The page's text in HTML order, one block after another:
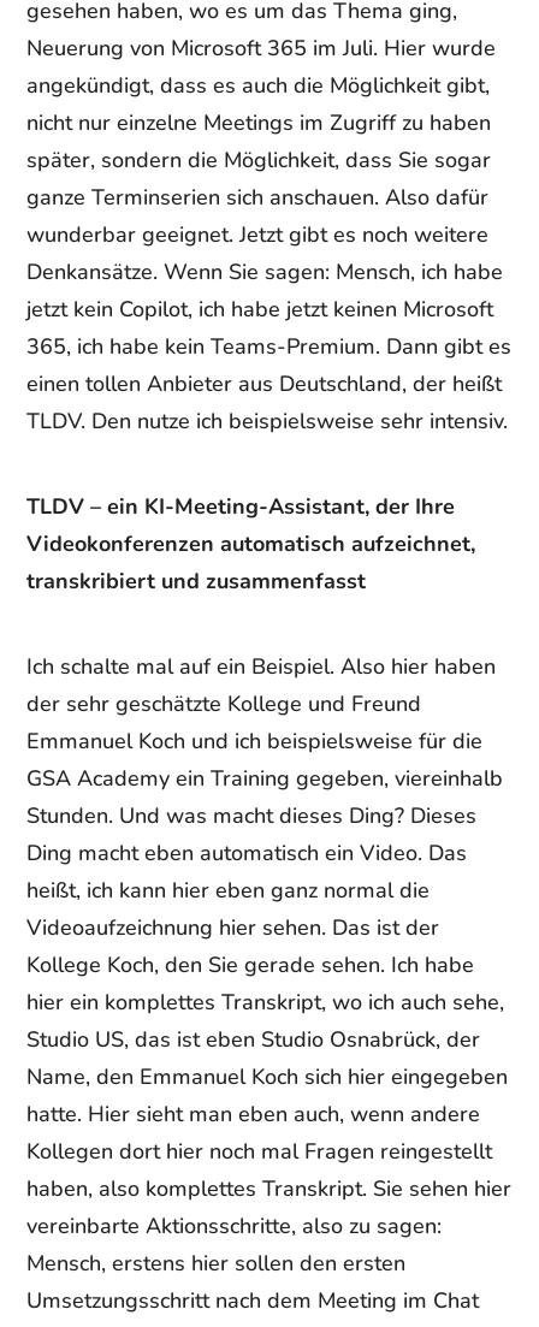
gesehen haben, wo es um das Thema ging,
Neuerung von Microsoft 365 im Juli. Hier wurde
angekündigt, dass es auch die Möglichkeit gibt,
nicht nur einzelne Meetings im Zugriff zu haben
später, sondern die Möglichkeit, dass Sie sogar
ganze Terminserien sich anschauen. Also dafür
wunderbar geeignet. Jetzt gibt es noch weitere
Denkansätze. Wenn Sie sagen: Mensch, ich habe
jetzt kein Copilot, ich habe jetzt keinen Microsoft
365, ich habe kein Teams-Premium. Dann gibt es
einen tollen Anbieter aus Deutschland, der heißt
TLDV. Den nutze ich beispielsweise sehr intensiv.
TLDV – ein KI-Meeting-Assistant, der Ihre
Videokonferenzen automatisch aufzeichnet,
transkribiert und zusammenfasst
Ich schalte mal auf ein Beispiel. Also hier haben
der sehr geschätzte Kollege und Freund
Emmanuel Koch und ich beispielsweise für die
GSA Academy ein Training gegeben, viereinhalb
Stunden. Und was macht dieses Ding? Dieses
Ding macht eben automatisch ein Video. Das
heißt, ich kann hier eben ganz normal die
Videoaufzeichnung hier sehen. Das ist der
Kollege Koch, den Sie gerade sehen. Ich habe
hier ein komplettes Transkript, wo ich auch sehe,
Studio US, das ist eben Studio Osnabrück, der
Name, den Emmanuel Koch sich hier eingegeben
hatte. Hier sieht man eben auch, wenn andere
Kollegen dort hier noch mal Fragen reingestellt
haben, also komplettes Transkript. Sie sehen hier
vereinbarte Aktionsschritte, also zu sagen:
Mensch, erstens hier sollen den ersten
Umsetzungsschritt nach dem Meeting im Chat